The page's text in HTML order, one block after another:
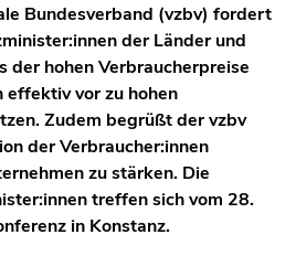
können Sie direkt auf einen
Bundesverband (vzbv) fordert
der Länder und
der hohen Verbraucherpreise
effektiv vor zu hohen
Zudem begrüßt der vzbv
der Verbraucher:innen
zu stärken. Die
treffen sich vom 28.
in Konstanz.